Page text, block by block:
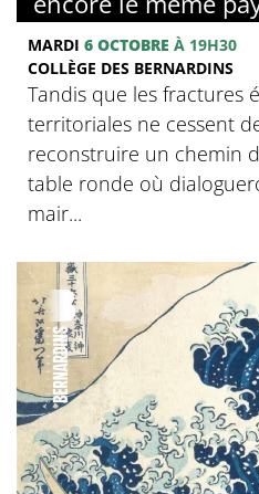
MARDI 6 OCTOBRE À 19H30
COLLÈGE DES BERNARDINS
Tandis que les fractures
territoriales ne cessent
reconstruire un chemin
table ronde où
mair...